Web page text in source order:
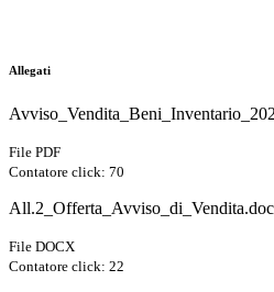
Allegati
File PDF
Contatore click: 70
File DOCX
Contatore click: 22